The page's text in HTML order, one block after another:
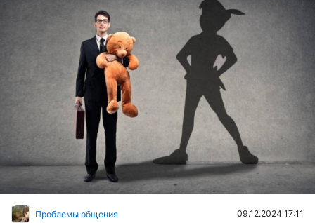
Проблемы общения 09.12.2024 17:11